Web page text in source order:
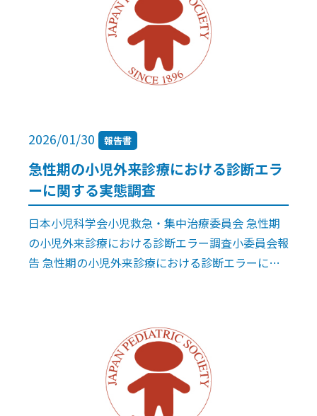
2026/01/30 報告書
急性期の小児外来診療における診断エラ
ーに関する実態調査
日本小児科学会小児救急・集中治療委員会 急性期
の小児外来診療における診断エラー調査小委員会報
告 急性期の小児外来診療における診断エラーに関